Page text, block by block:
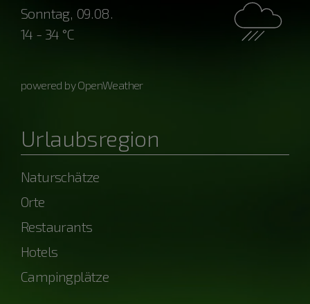
Sonntag, 09.08.
14 - 34 °C
powered by OpenWeather
Urlaubsregion
Naturschätze
Orte
Restaurants
Hotels
Campingplätze